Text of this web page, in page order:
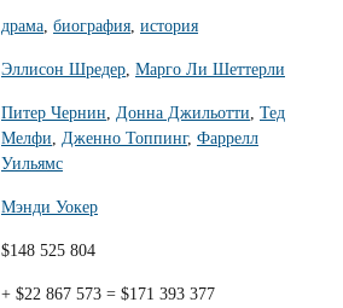
драма биография история
Эллисон Шредер Марго Ли Шеттерли
Питер Чернин Донна Джильотти Тед
Мелфи
Дженно Топпинг, Фаррелл
Уильямс
Мэнди Уокер
$148 525 804
+ $22 867 573 = $171 393 377